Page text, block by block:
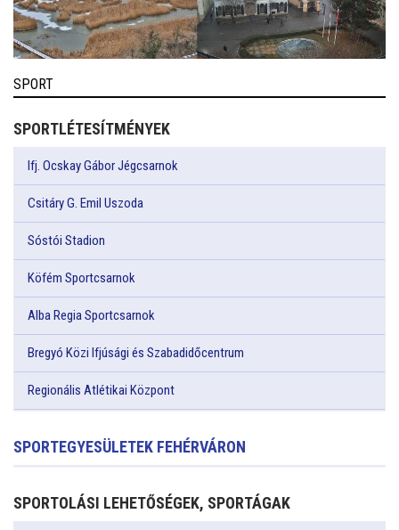
SPORT
SPORTLÉTESÍTMÉNYEK
Ifj. Ocskay Gábor Jégcsarnok
Csitáry G. Emil Uszoda
Sóstói Stadion
Köfém Sportcsarnok
Alba Regia Sportcsarnok
Bregyó Közi Ifjúsági és Szabadidőcentrum
Regionális Atlétikai Központ
SPORTEGYESÜLETEK FEHÉRVÁRON
SPORTOLÁSI LEHETŐSÉGEK, SPORTÁGAK